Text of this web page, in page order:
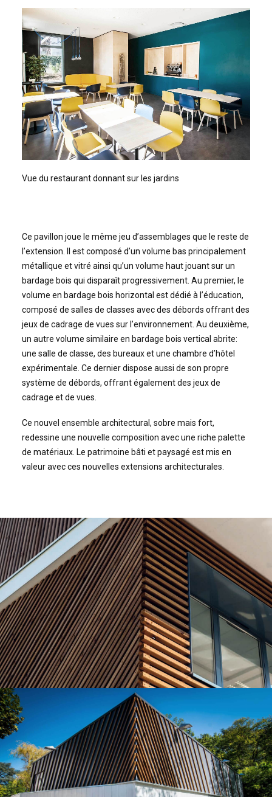
Vue du restaurant donnant sur les jardins
Ce pavillon joue le même jeu d’assemblages que le reste de
l’extension. Il est composé d’un volume bas principalement
métallique et vitré ainsi qu’un volume haut jouant sur un
bardage bois qui disparaît progressivement. Au premier, le
volume en bardage bois horizontal est dédié à l’éducation,
composé de salles de classes avec des débords offrant des
jeux de cadrage de vues sur l’environnement. Au deuxième,
un autre volume similaire en bardage bois vertical abrite:
une salle de classe, des bureaux et une chambre d’hôtel
expérimentale. Ce dernier dispose aussi de son propre
système de débords, offrant également des jeux de
cadrage et de vues.
Ce nouvel ensemble architectural, sobre mais fort,
redessine une nouvelle composition avec une riche palette
de matériaux. Le patrimoine bâti et paysagé est mis en
valeur avec ces nouvelles extensions architecturales.